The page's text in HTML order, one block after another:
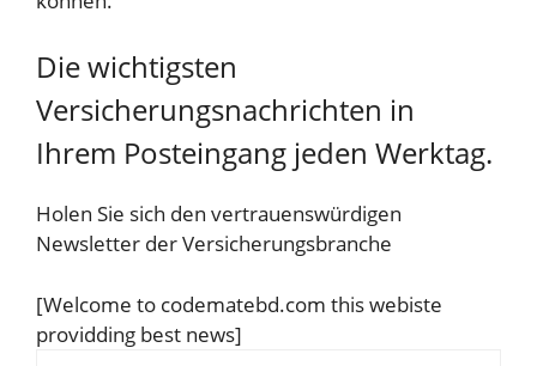
Die wichtigsten
Versicherungsnachrichten in
Ihrem Posteingang jeden Werktag.
Holen Sie sich den vertrauenswürdigen
Newsletter der Versicherungsbranche
[Welcome to codematebd.com this webiste
providding best news]